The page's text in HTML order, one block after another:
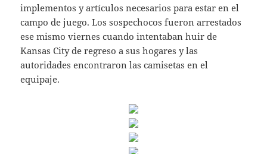
implementos y artículos necesarios para estar en el
campo de juego. Los sospechocos fueron arrestados
ese mismo viernes cuando intentaban huir de
Kansas City de regreso a sus hogares y las
autoridades encontraron las camisetas en el
equipaje.